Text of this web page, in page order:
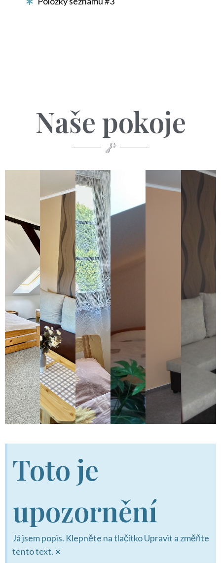
Naše pokoje
Toto je
upozornění
Já jsem popis. Klepněte na tlačítko Upravit a změňte
tento text. ×